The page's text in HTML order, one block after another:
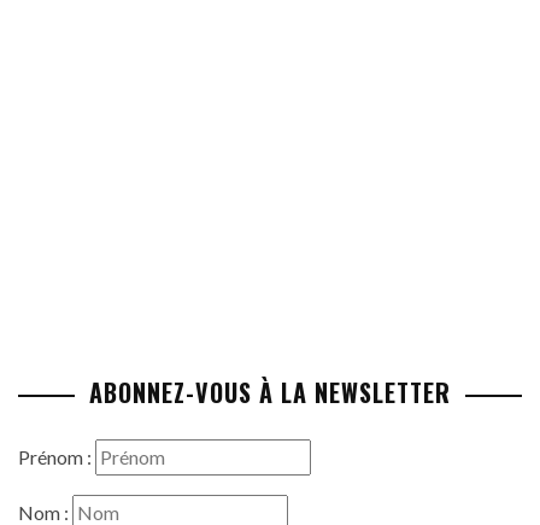
ABONNEZ-VOUS À LA NEWSLETTER
Prénom :
Nom :